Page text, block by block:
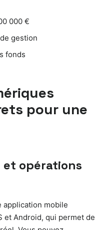
000 €
gestion
fonds
pour une
et opérations
application mobile
et Android, qui permet de